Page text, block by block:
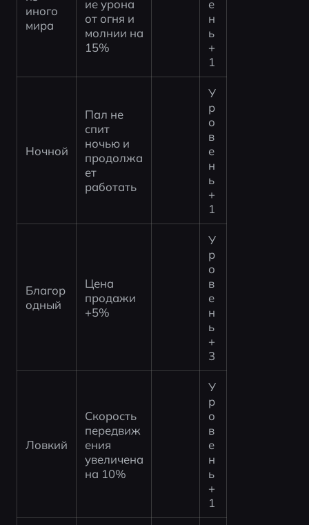
иного
мира
ие урона
от огня и
молнии на
15%
е
н
ь
+
1
Ночной
Пал не
спит
ночью и
продолжа
ет
работать
У
р
о
в
е
н
ь
+
1
Благор
одный
Цена
продажи
+5%
У
р
о
в
е
н
ь
+
3
Ловкий
Скорость
передвиж
ения
увеличена
на 10%
У
р
о
в
е
н
ь
+
1